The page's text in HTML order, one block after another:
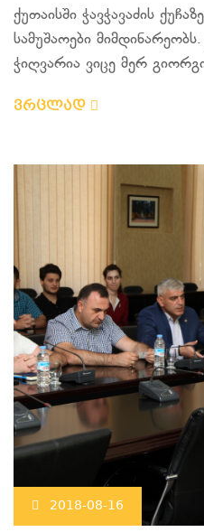
ქუთაისში ჭავჭავაძის
სამუშაოები
ჭიღვარია ვიცე მერ
ვრცლად
2018-08-16